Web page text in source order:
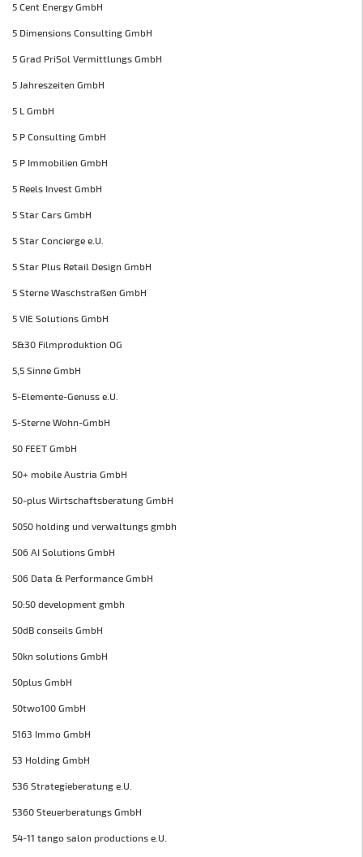
5 Cent Energy GmbH
5 Dimensions Consulting GmbH
5 Grad PriSol Vermittlungs GmbH
5 Jahreszeiten GmbH
5 L GmbH
5 P Consulting GmbH
5 P Immobilien GmbH
5 Reels Invest GmbH
5 Star Cars GmbH
5 Star Concierge e.U.
5 Star Plus Retail Design GmbH
5 Sterne Waschstraßen GmbH
5 VIE Solutions GmbH
5&30 Filmproduktion OG
5,5 Sinne GmbH
5-Elemente-Genuss e.U.
5-Sterne Wohn-GmbH
50 FEET GmbH
50+ mobile Austria GmbH
50-plus Wirtschaftsberatung GmbH
5050 holding und verwaltungs gmbh
506 AI Solutions GmbH
506 Data & Performance GmbH
50:50 development gmbh
50dB conseils GmbH
50kn solutions GmbH
50plus GmbH
50two100 GmbH
5163 Immo GmbH
53 Holding GmbH
536 Strategieberatung e.U.
5360 Steuerberatungs GmbH
54-11 tango salon productions e.U.